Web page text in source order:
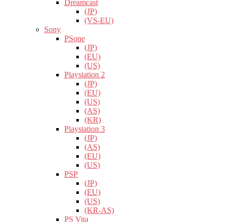
Dreamcast
(JP)
(VS-EU)
Sony
PSone
(JP)
(EU)
(US)
Playstation 2
(JP)
(EU)
(US)
(AS)
(KR)
Playstation 3
(JP)
(AS)
(EU)
(US)
PSP
(JP)
(EU)
(US)
(KR-AS)
PS Vita